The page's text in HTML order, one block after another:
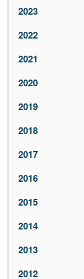
2023
2022
2021
2020
2019
2018
2017
2016
2015
2014
2013
2012